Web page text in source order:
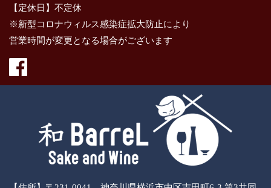
【定休日】不定休
※新型コロナウィルス感染症拡大防止により
営業時間が変更となる場合がございます